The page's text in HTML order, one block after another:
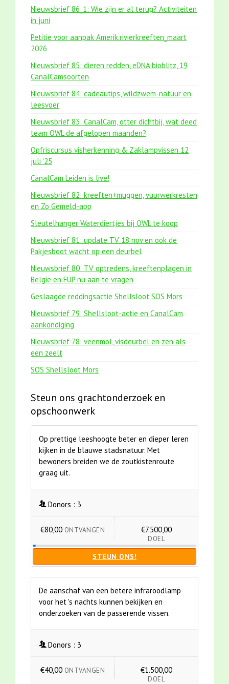
Nieuwsbrief 86_1: Wie zijn er al terug? Activiteiten
in juni
Petitie voor aanpak Amerik.rivierkreeften_maart
2026
Nieuwsbrief 85: dieren redden, eDNA bioblitz, 19
CanalCamsoorten
Nieuwsbrief 84: cadeautips, wildzwem-natuur en
leesvoer
Nieuwsbrief 83: CanalCam, otter dichtbij, wat deed
team OWL de afgelopen maanden?
Opfriscursus visherkenning & Zaklampvissen 12
juli '25
CanalCam Leiden is live!
Nieuwsbrief 82: kreeften+muggen, vuurwerkresten
en Zo Gemeld-app
Sleutelhanger Waterdiertjes bij OWL te koop
Nieuwsbrief 81: update TV 18 nov en ook de
Pakjesboot wacht op een deurbel
Nieuwsbrief 80: TV optredens, kreeftenplagen in
België en FUP nu aan te vragen
Geslaagde reddingsactie Shellsloot SOS Mors
Nieuwsbrief 79: Shellsloot-actie en CanalCam
aankondiging
Nieuwsbrief 78: veenmol, visdeurbel en zen als
een zeelt
SOS Shellsloot Mors
Steun ons grachtonderzoek en
opschoonwerk
Op prettige leeshoogte beter en dieper leren
kijken in de blauwe stadsnatuur. Met
bewoners breiden we de zoutkistenroute
graag uit.
Donors : 3
€80,00 ONTVANGEN €7.500,00
DOEL
STEUN ONS!
De aanschaf van een betere infraroodlamp
voor het 's nachts kunnen bekijken en
onderzoeken van de passerende vissen.
Donors : 3
€40,00 ONTVANGEN €1.500,00
DOEL